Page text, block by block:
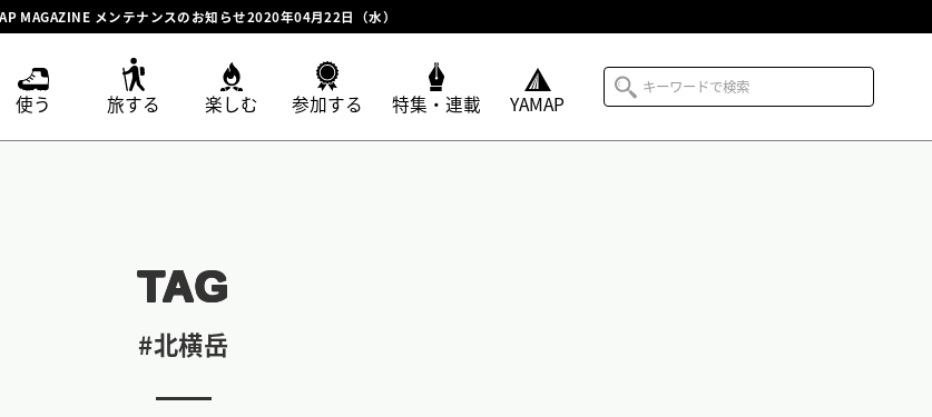
MAGAZINE メンテナンスのお知らせ2020年04月22日（水）
使う 旅する 楽しむ 参加する 特集・連載 YAMAP
TAG
#北横岳